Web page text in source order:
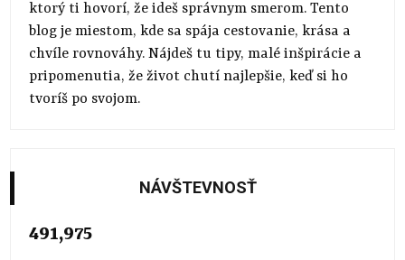
ktorý ti hovorí, že ideš správnym smerom. Tento
blog je miestom, kde sa spája cestovanie, krása a
chvíle rovnováhy. Nájdeš tu tipy, malé inšpirácie a
pripomenutia, že život chutí najlepšie, keď si ho
tvoríš po svojom.
NÁVŠTEVNOSŤ
491,975